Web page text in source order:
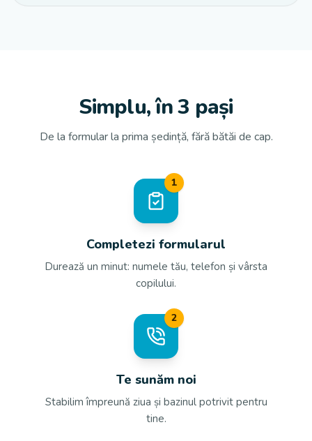
Simplu, în 3 pași
De la formular la prima ședință, fără bătăi de cap.
1
Completezi formularul
Durează un minut: numele tău, telefon și vârsta
copilului.
2
Te sunăm noi
Stabilim împreună ziua și bazinul potrivit pentru
tine.